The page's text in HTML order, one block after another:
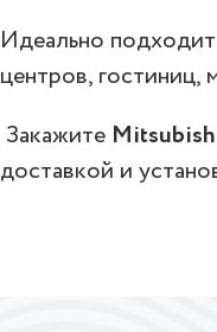
Идеально
центров,
Закажите
доставкой и